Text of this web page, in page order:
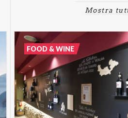
Mostra
FOOD & WINE